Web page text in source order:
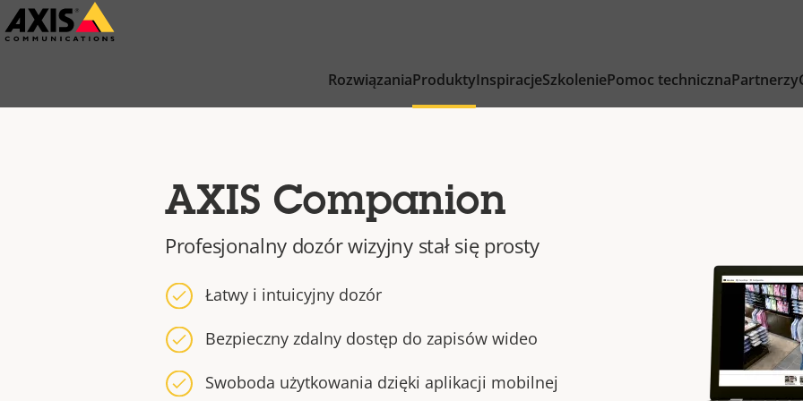
Przejdź
do
RozwiązaniaProduktyInspiracjeSzkoleniePomoc technicznaPartnerzy
AXIS Companion
Profesjonalny dozór wizyjny stał się prosty
Łatwy i intuicyjny dozór
Bezpieczny zdalny dostęp do zapisów wideo
Swoboda użytkowania dzięki aplikacji mobilnej